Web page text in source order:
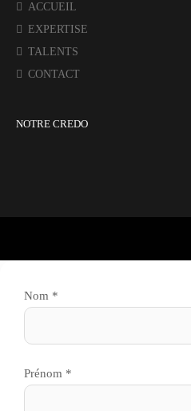
ACCUEIL
EXPERTISE
TALENTS
CONTACT
NOTRE CREDO
Nom *
Prénom *